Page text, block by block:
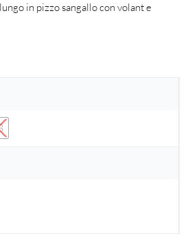
in pizzo sangallo con volant e